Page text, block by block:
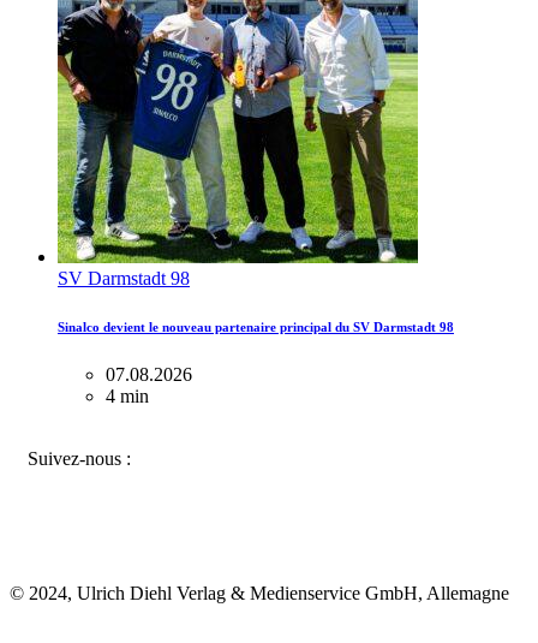
SV Darmstadt 98
Sinalco devient le nouveau partenaire principal du SV Darmstadt 98
07.08.2026
4 min
Suivez-nous :
© 2024, Ulrich Diehl Verlag & Medienservice GmbH, Allemagne